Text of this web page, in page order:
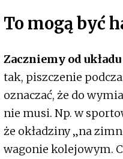
To mogą być
Zaczniemy od
tak, piszczenie
oznaczać, że do
nie musi. Np. w
że okładziny „na
wagonie kolejowym.